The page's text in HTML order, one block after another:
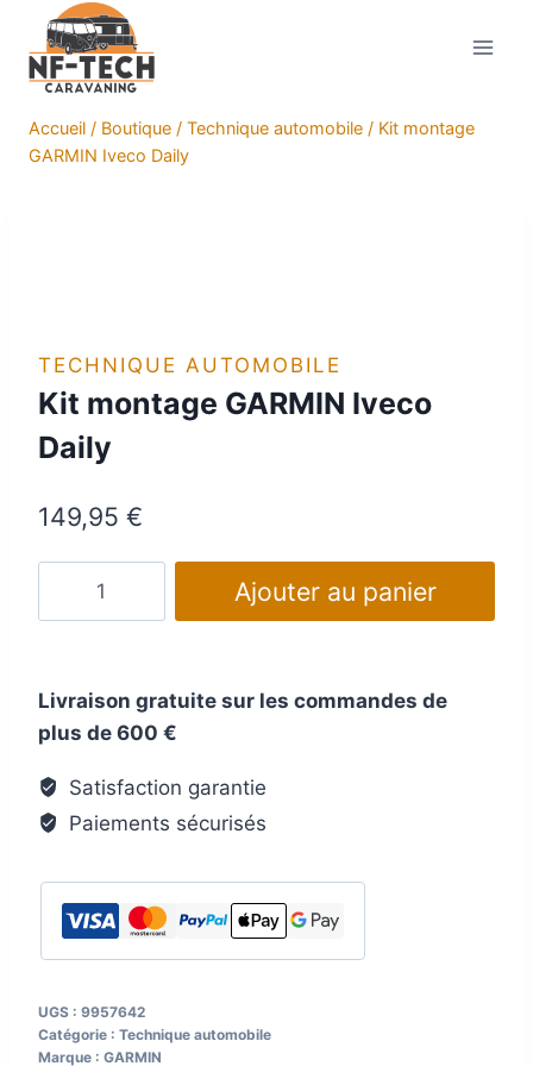
contenu
Accueil / Boutique / Technique automobile / Kit montage
GARMIN Iveco Daily
TECHNIQUE AUTOMOBILE
Kit montage GARMIN Iveco
Daily
149,95 €
GARMIN
Iveco
Ajouter au panier
Livraison gratuite sur les commandes de
plus de 600 €
Satisfaction garantie
Paiements sécurisés
UGS : 9957642
Catégorie : Technique automobile
Marque : GARMIN